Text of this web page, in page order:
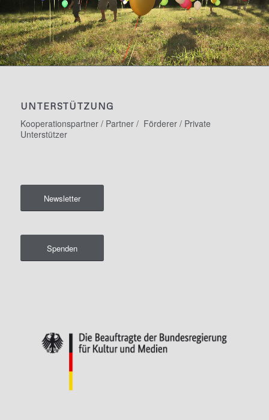
UNTERSTÜTZUNG
Kooperationspartner / Partner / Förderer / Private
Unterstützer
Newsletter
Spenden